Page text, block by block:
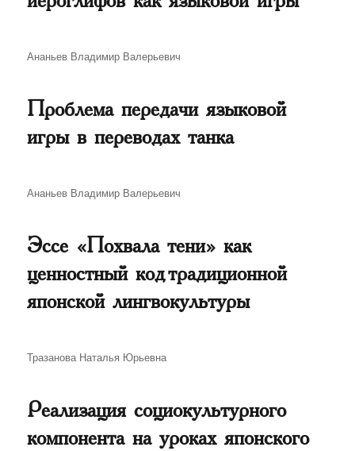
Автор
Ананьев Владимир Валерьевич
Проблема передачи языковой
игры в переводах танка
Автор
Ананьев Владимир Валерьевич
Эссе «Похвала тени» как
ценностный код традиционной
японской лингвокультуры
Автор
Тразанова Наталья Юрьевна
Реализация социокультурного
компонента на уроках японского